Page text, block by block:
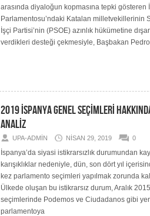
arasında diyaloğun kopmasına tepki gösteren
Parlamentosu’ndaki Katalan milletvekillerinin
İşçi Partisi’nin (PSOE) azınlık hükümetine
verdikleri desteği çekmesiyle, Başbakan Pedro
2019 İSPANYA GENEL SEÇİMLERİ
ANALİZ
UPA-ADMIN NISAN 29, 2019 0
İspanya’da siyasi istikrarsızlık durumundan
karışıklıklar nedeniyle, dün, son dört yıl
kez parlamento seçimleri yapılmak zorunda
Ülkede oluşan bu istikrarsız durum, Aralık 2015
seçimlerinde Podemos ve Ciudadanos gibi
parlamentoya